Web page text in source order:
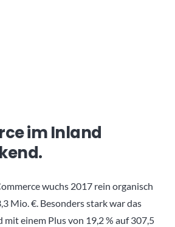
im Inland
wuchs 2017 rein organisch
Mio. €. Besonders stark war das
einem Plus von 19,2 % auf 307,5